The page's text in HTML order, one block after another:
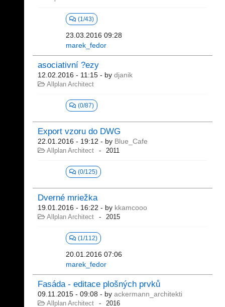
(1/43)
23.03.2016 09:28
marek_fedor
asociativní ?ezy
12.02.2016 - 11:15 - by djanik
Allplan Architect
(0/87)
Export vzoru do DWG
22.01.2016 - 19:12 - by Blue_Cafe
Allplan Architect 2011
(0/125)
Dverné mriežka
19.01.2016 - 16:22 - by kkamcooo
Allplan Architect 2015
(1/112)
20.01.2016 07:06
marek_fedor
Fasáda - editace plošných prvků
09.11.2015 - 09:08 - by ackermann_architekti
Allplan Architect 2016